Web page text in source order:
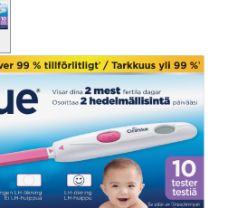
ovulaatiotesti 10